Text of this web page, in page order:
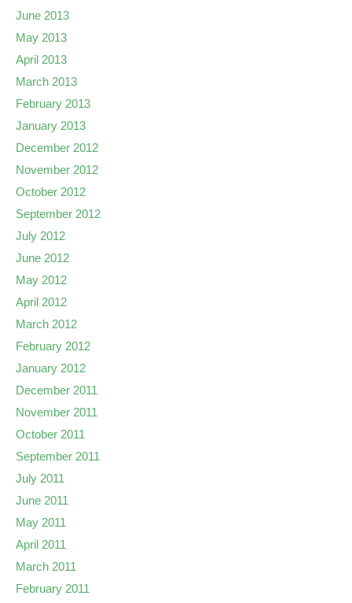
June 2013
May 2013
April 2013
March 2013
February 2013
January 2013
December 2012
November 2012
October 2012
September 2012
July 2012
June 2012
May 2012
April 2012
March 2012
February 2012
January 2012
December 2011
November 2011
October 2011
September 2011
July 2011
June 2011
May 2011
April 2011
March 2011
February 2011